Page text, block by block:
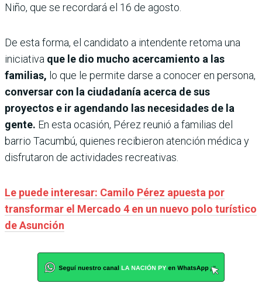
Niño, que se recordará el 16 de agosto.
De esta forma, el candidato a intendente retoma una
iniciativa que le dio mucho acercamiento a las
familias, lo que le permite darse a conocer en persona,
conversar con la ciudadanía acerca de sus
proyectos e ir agendando las necesidades de la
gente. En esta ocasión, Pérez reunió a familias del
barrio Tacumbú, quienes recibieron atención médica y
disfrutaron de actividades recreativas.
Le puede interesar: Camilo Pérez apuesta por
transformar el Mercado 4 en un nuevo polo turístico
de Asunción